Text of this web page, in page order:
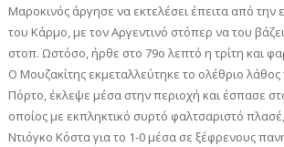
Μαροκινός άργησε να εκτελέσει έπειτα από την
του Κάρμο, με τον Αργεντινό στόπερ να του
στοπ. Ωστόσο, ήρθε στο 79ο λεπτό η τρίτη και
Ο Μουζακίτης εκμεταλλεύτηκε το ολέθριο
Πόρτο, έκλεψε μέσα στην περιοχή και έσπασε
οποίος με εκπληκτικό συρτό φαλτσαριστό
Ντιόγκο Κόστα για το 1-0 μέσα σε ξέφρενους